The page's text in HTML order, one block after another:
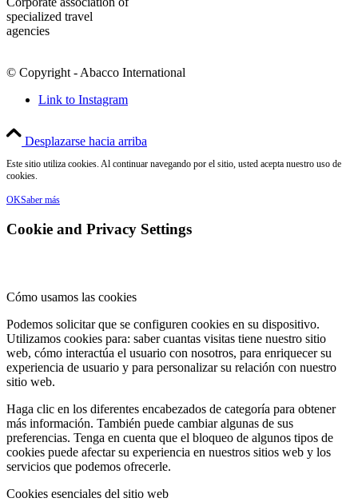
specialized travel
agencies
© Copyright - Abacco International
Link to Instagram
Desplazarse hacia arriba
Este sitio utiliza cookies. Al continuar navegando por el sitio, usted acepta nuestro uso de
cookies.
OKSaber más
Cookie and Privacy Settings
Cómo usamos las cookies
Podemos solicitar que se configuren cookies en su dispositivo.
Utilizamos cookies para: saber cuantas visitas tiene nuestro sitio
web, cómo interactúa el usuario con nosotros, para enriquecer su
experiencia de usuario y para personalizar su relación con nuestro
sitio web.
Haga clic en los diferentes encabezados de categoría para obtener
más información. También puede cambiar algunas de sus
preferencias. Tenga en cuenta que el bloqueo de algunos tipos de
cookies puede afectar su experiencia en nuestros sitios web y los
servicios que podemos ofrecerle.
Cookies esenciales del sitio web